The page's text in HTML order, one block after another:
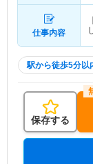
仕事内容
駅から徒歩5分以
保存する